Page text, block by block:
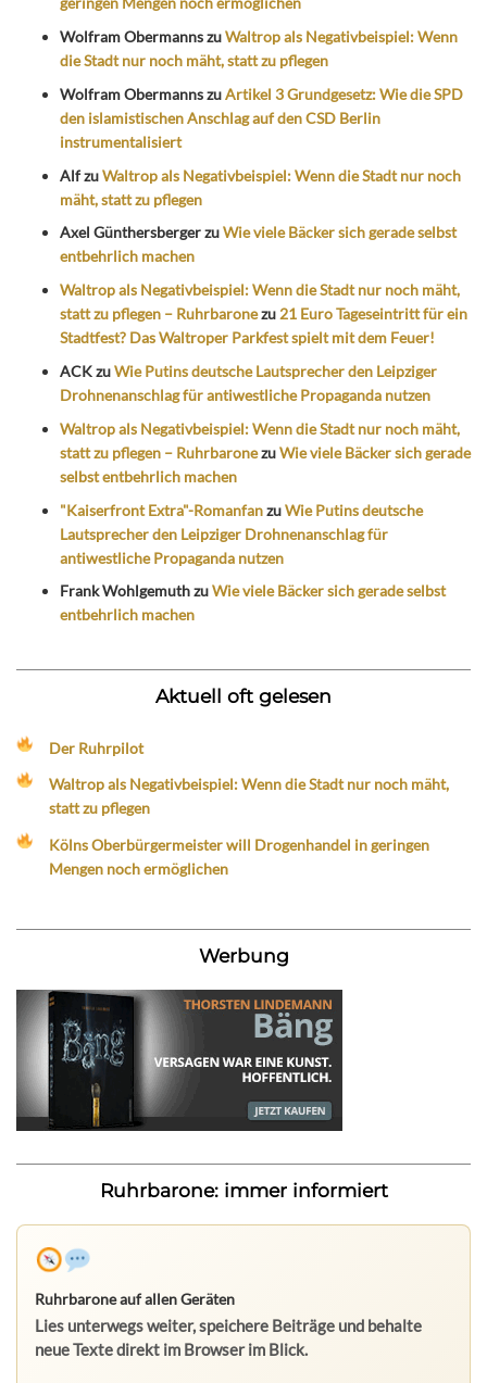
Wolfram ObermannszuWaltrop als Negativbeispiel: Wenn
die Stadt nur noch mäht, statt zu pflegen
Wolfram ObermannszuArtikel 3 Grundgesetz: Wie die SPD
den islamistischen Anschlag auf den CSD Berlin
instrumentalisiert
AlfzuWaltrop als Negativbeispiel: Wenn die Stadt nur noch
mäht, statt zu pflegen
Axel GünthersbergerzuWie viele Bäcker sich gerade selbst
entbehrlich machen
Waltrop als Negativbeispiel: Wenn die Stadt nur noch mäht,
statt zu pflegen – Ruhrbaronezu 21 Euro Tageseintritt für ein
Stadtfest? Das Waltroper Parkfest spielt mit dem Feuer!
ACKzuWie Putins deutsche Lautsprecher den Leipziger
Drohnenanschlag für antiwestliche Propaganda nutzen
Waltrop als Negativbeispiel: Wenn die Stadt nur noch mäht,
statt zu pflegen – RuhrbaronezuWie viele Bäcker sich gerade
selbst entbehrlich machen
"Kaiserfront Extra"-RomanfanzuWie Putins deutsche
Lautsprecher den Leipziger Drohnenanschlag für
antiwestliche Propaganda nutzen
Frank WohlgemuthzuWie viele Bäcker sich gerade selbst
entbehrlich machen
Aktuell oft gelesen
Der Ruhrpilot
Waltrop als Negativbeispiel: Wenn die Stadt nur noch mäht,
statt zu pflegen
Kölns Oberbürgermeister will Drogenhandel in geringen
Mengen noch ermöglichen
Werbung
Ruhrbarone: immer informiert
Ruhrbarone auf allen Geräten
Lies unterwegs weiter, speichere Beiträge und behalte
neue Texte direkt im Browser im Blick.